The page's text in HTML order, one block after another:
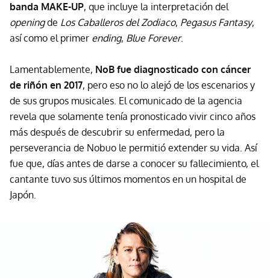
banda MAKE-UP, que incluye la interpretación del
openingde Los Caballeros del Zodiaco, Pegasus Fantasy,
así como el primer ending, Blue Forever.
Lamentablemente, NoB fue diagnosticado con cáncer
de riñón en 2017, pero eso no lo alejó de los escenarios y
de sus grupos musicales. El comunicado de la agencia
revela que solamente tenía pronosticado vivir cinco años
más después de descubrir su enfermedad, pero la
perseverancia de Nobuo le permitió extender su vida. Así
fue que, días antes de darse a conocer su fallecimiento, el
cantante tuvo sus últimos momentos en un hospital de
Japón.